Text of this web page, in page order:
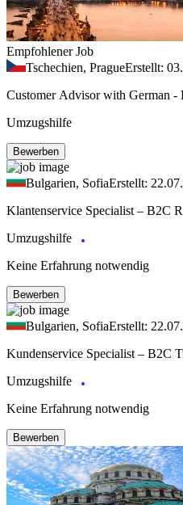
Empfohlener Job
Tschechien, PragueErstellt:
Customer Advisor with German -
Umzugshilfe
Bewerben
Bulgarien, SofiaErstellt:
Klantenservice Specialist – B2C
Umzugshilfe
Keine Erfahrung notwendig
Bewerben
Bulgarien, SofiaErstellt:
Kundenservice Specialist – B2C
Umzugshilfe
Keine Erfahrung notwendig
Bewerben